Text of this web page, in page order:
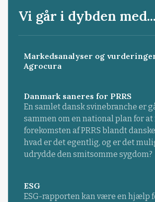
Vi går i dybden med...
Markedsanalyser og
Agrocura
Danmark saneres for PRRS
En samlet dansk svinebranche er
sammen om en national plan for
forekomsten af PRRS blandt
hvad er det egentlig, og er det
udrydde den smitsomme sygdom?
ESG
ESG-rapporten kan være en hjælp